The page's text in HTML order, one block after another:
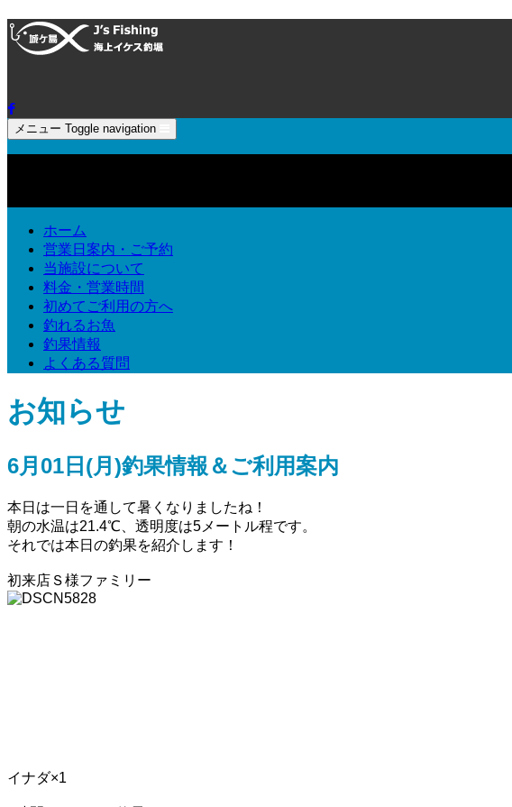
メニュー Toggle navigation
ホーム
営業日案内・ご予約
当施設について
料金・営業時間
初めてご利用の方へ
釣れるお魚
釣果情報
よくある質問
お知らせ
6月01日(月)釣果情報＆ご利用案内
本日は一日を通して暑くなりましたね！
朝の水温は21.4℃、透明度は5メートル程です。
それでは本日の釣果を紹介します！
初来店Ｓ様ファミリー
イナダ×1